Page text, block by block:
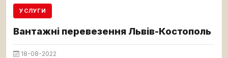
УСЛУГИ
Вантажні перевезення Львів-Костополь
18-08-2022